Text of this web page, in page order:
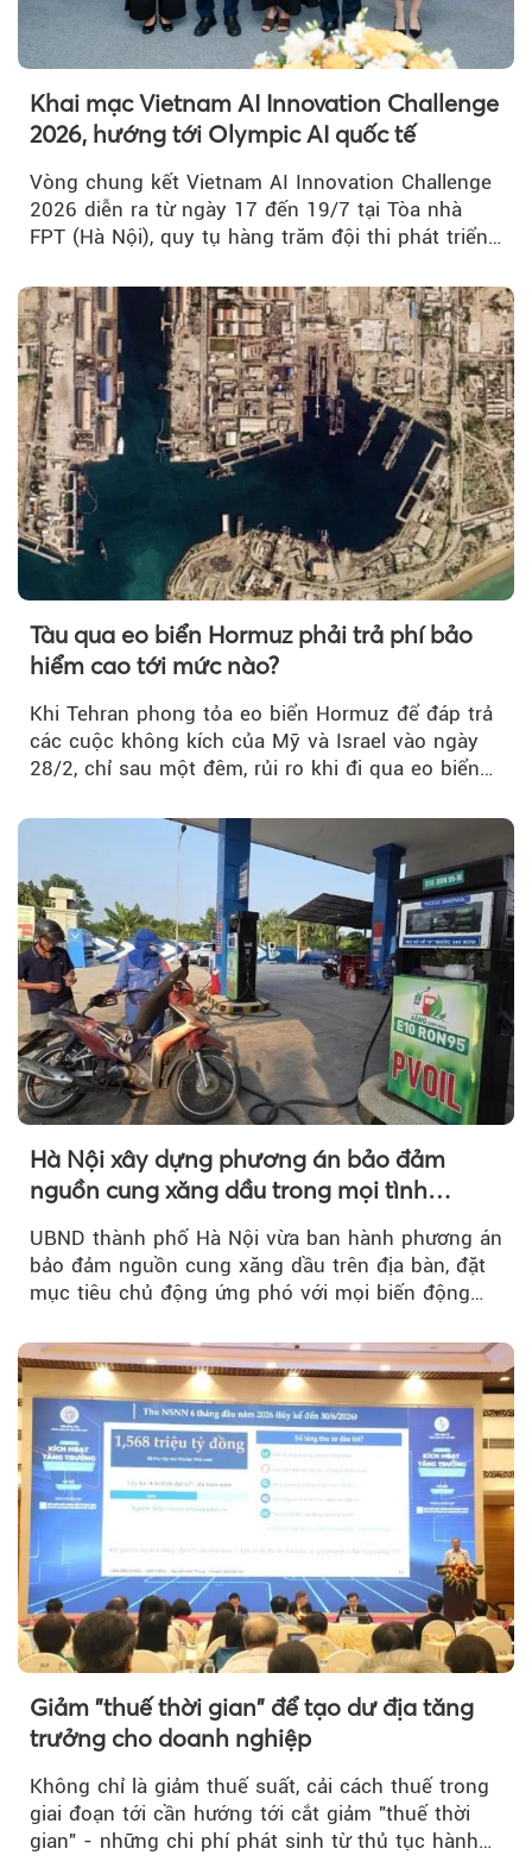
Khai mạc Vietnam AI Innovation Challenge
2026, hướng tới Olympic AI quốc tế
Vòng chung kết Vietnam AI Innovation Challenge
2026 diễn ra từ ngày 17 đến 19/7 tại Tòa nhà
FPT (Hà Nội), quy tụ hàng trăm đội thi phát triển
Tàu qua eo biển Hormuz phải trả phí bảo
hiểm cao tới mức nào?
Khi Tehran phong tỏa eo biển Hormuz để đáp trả
các cuộc không kích của Mỹ và Israel vào ngày
28/2, chỉ sau một đêm, rủi ro khi đi qua eo biển
theo.
Hà Nội xây dựng phương án bảo đảm
nguồn cung xăng dầu trong mọi tình
UBND thành phố Hà Nội vừa ban hành phương án
bảo đảm nguồn cung xăng dầu trên địa bàn, đặt
mục tiêu chủ động ứng phó với mọi biến động
Giảm "thuế thời gian" để tạo dư địa tăng
trưởng cho doanh nghiệp
Không chỉ là giảm thuế suất, cải cách thuế trong
giai đoạn tới cần hướng tới cắt giảm "thuế thời
gian" - những chi phí phát sinh từ thủ tục hành